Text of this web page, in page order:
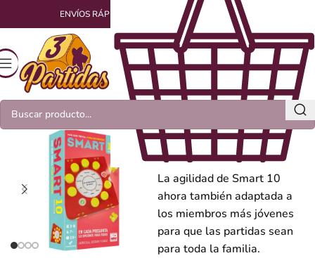
ENVÍOS RÁPIDOS Y EMPAQUETADOS CON AMOR
Smart 10: Familiar
Nuevo formato de caja
La agilidad de Smart 10
ahora también adaptada a
los miembros más jóvenes
para que las partidas sean
para toda la familia.